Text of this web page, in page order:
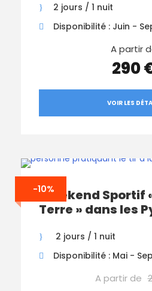
2 jours / 1 nuit
Disponibilité : Juin -
A partir
290
VOIR LES
-10%
Weekend Sportif
Terre » dans les
2 jours / 1 nuit
Disponibilité : Mai -
A partir de